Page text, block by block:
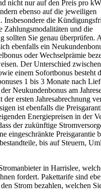
nicht nur auf den Preis pro
ebenso auf die jeweiligen
Insbesondere die
Zahlungsmodalitäten und die
sollten Sie genau überprüfen.
ebenfalls ein
oder Wechselprämie
Der Unterschied
einem Sofortbonus besteht
1 bis 3 Monate nach
Neukundenbonus am
der ersten Jahresabrechnung
ist ebenfalls die
Energiepreisen in der
der zukünftige
eingeschränkte Preisgarantie
bis auf Steuern,
in Harrislee,
fordert. Pakettarife sind
Strom bezahlen, welchen